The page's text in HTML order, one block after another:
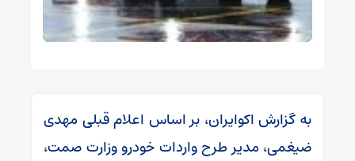
به گزارش اکوایران، بر اساس اعلام قبلی مهدی
ضیغمی، مدیر طرح واردات خودرو وزارت صمت،